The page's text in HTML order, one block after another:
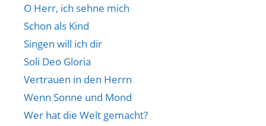
O Herr, ich sehne mich
Schon als Kind
Singen will ich dir
Soli Deo Gloria
Vertrauen in den Herrn
Wenn Sonne und Mond
Wer hat die Welt gemacht?